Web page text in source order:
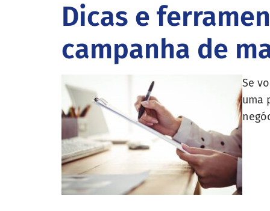
Dicas e
campanha de
Se
uma